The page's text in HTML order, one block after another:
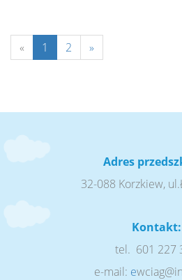
« 1 2 »
Adres
32-088 Korzkiew,
Kontakt:
tel. 601 227
e-mail: e